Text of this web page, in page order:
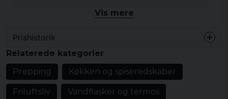
picnic i parken eller en vandretur i skoven, er denne
køledrik.
Den olivengrønne farve giver et moderne og stilfuldt
indtryk, mens den er diskret nok til at passe til alle
typer tøj. Med denne lomme -plpe kan du altid være
parat til at tage en pause og nyde livets små øjeblikke.
Vis mere
Prishistorik
Relaterede kategorier
Prepping
Køkken og spiseredskaber
Friluftsliv Vandflasker og termos